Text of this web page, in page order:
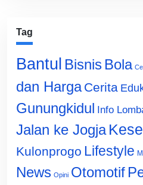
Tag
Bantul Bisnis Bola
dan Harga Cerita
Gunungkidul Info
Jalan ke Jogja
Kulonprogo Lifestyle
News Opini Otomotif